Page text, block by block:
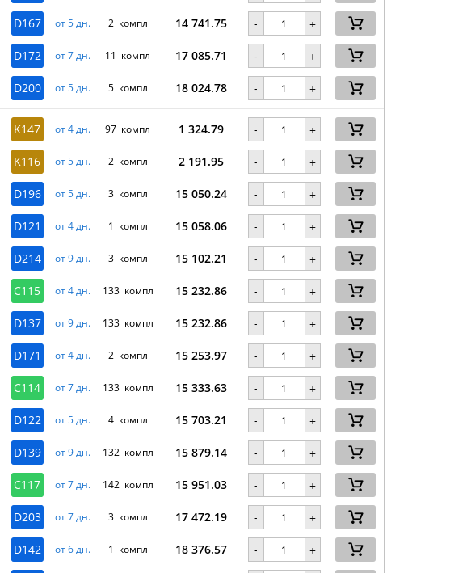
D167 от 5 дн. 2 компл 14 741.75 - +
D172 от 7 дн. 11 компл 17 085.71 - +
D200 от 5 дн. 5 компл 18 024.78 - +
K147 от 4 дн. 97 компл 1 324.79 - +
K116 от 5 дн. 2 компл 2 191.95 - +
D196 от 5 дн. 3 компл 15 050.24 - +
D121 от 4 дн. 1 компл 15 058.06 - +
D214 от 9 дн. 3 компл 15 102.21 - +
C115 от 4 дн. 133 компл 15 232.86 - +
D137 от 9 дн. 133 компл 15 232.86 - +
D171 от 4 дн. 2 компл 15 253.97 - +
C114 от 7 дн. 133 компл 15 333.63 - +
D122 от 5 дн. 4 компл 15 703.21 - +
D139 от 9 дн. 132 компл 15 879.14 - +
C117 от 7 дн. 142 компл 15 951.03 - +
D203 от 7 дн. 3 компл 17 472.19 - +
D142 от 6 дн. 1 компл 18 376.57 - +